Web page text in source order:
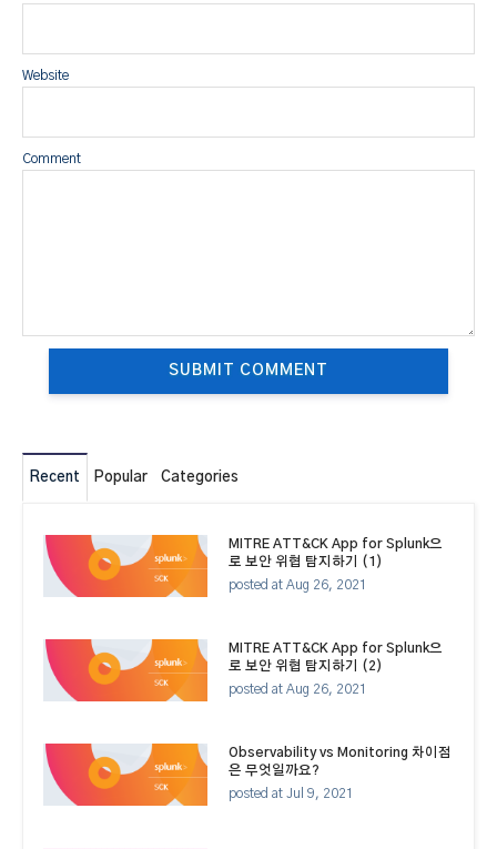
Website
Comment
Recent Popular Categories
MITRE ATT&CK App for Splunk으
로 보안 위협 탐지하기 (1)
posted at Aug 26, 2021
MITRE ATT&CK App for Splunk으
로 보안 위협 탐지하기 (2)
posted at Aug 26, 2021
Observability vs Monitoring 차이점
은 무엇일까요?
posted at Jul 9, 2021